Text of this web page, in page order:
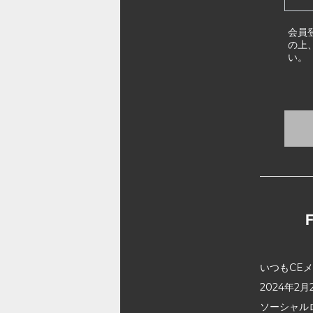
会員
の上
い。
いつもCE
2024年2月
ソーシャ